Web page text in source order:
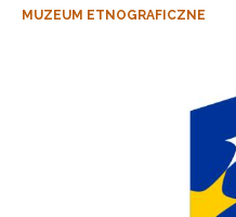
MUZEUM ETNOGRAFICZNE